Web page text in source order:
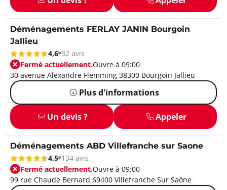
Déménagements FERLAY JANIN Bourgoin
Jallieu
4,6 32 avis
Fermé actuellement.Ouvre à 09:00
30 avenue Alexandre Flemming 38300 Bourgoin Jallieu
Plus d'informations
Un devis ? Appeler
Déménagements ABD Villefranche sur Saone
4,5 134 avis
Fermé actuellement.Ouvre à 09:00
99 rue Chaude Bernard 69400 Villefranche Sur Saône